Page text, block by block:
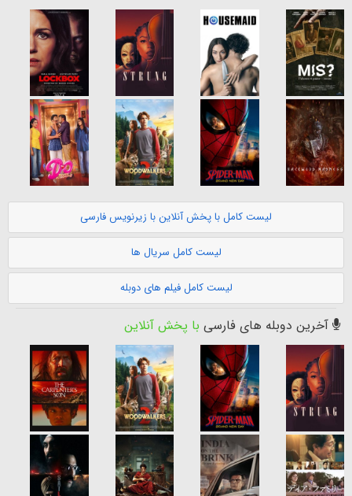
لیست کامل با پخش آنلاین با زیرنویس فارسی
لیست کامل سریال ها
لیست کامل فیلم های دوبله
آخرین دوبله های فارسی با پخش آنلاین